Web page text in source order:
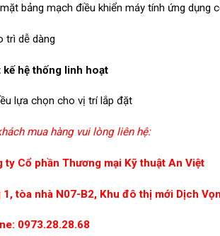
bảng mạch điều khiển máy tính ứng dụng
trì dễ dàng
kế hệ thống linh hoạt
lựa chọn cho vị trí lắp đặt
mua hàng vui lòng liên hệ:
ty Cổ phần Thương mại Kỹ thuật An Việt
1, tòa nhà N07-B2, Khu đô thị mới Dịch
0973.28.28.68